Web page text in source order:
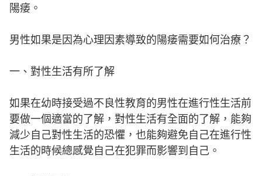
陽痿。
男性如果是因為心理因素導致的陽痿需要如何治療？
一、對性生活有所了解
如果在幼時接受過不良性教育的男性在進行性生活前
要做一個適當的了解，對性生活有全面的了解，能夠
減少自己對性生活的恐懼，也能夠避免自己在進行性
生活的時候總感覺自己在犯罪而影響到自己。